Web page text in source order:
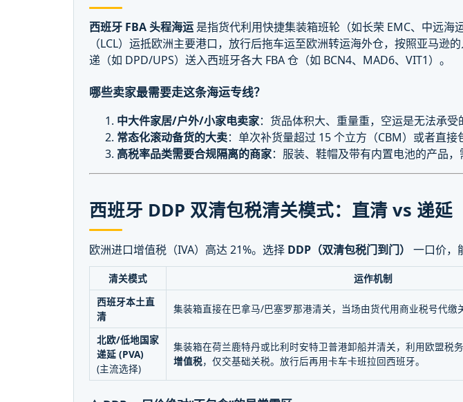
西班牙 FBA 头程海运 是指货代利用快捷集装箱班轮（如长荣 EMC、中远海
（LCL）运抵欧洲主要港口，放行后拖车运至欧洲转运海外仓，按照亚马逊
递（如 DPD/UPS）送入西班牙各大 FBA 仓（如 BCN4、MAD6、VIT1）。
哪些卖家最需要走这条海运专线？
中大件家居/户外/小家电卖家：货品体积大、重量重，空运是无法承
常态化滚动备货的大卖：单次补货量超过 15 个立方（CBM）或者直接
高税率品类需要合规隔离的商家：服装、鞋帽及带有内置电池的产品
西班牙 DDP 双清包税清关模式：直清 vs 递延
欧洲进口增值税（IVA）高达 21%。选择 DDP（双清包税门到门） 一口价，
清关模式 运作机制
西班牙本土直
清
集装箱直接在巴拿马/巴塞罗那港清关，当场由货代用商业税号代缴
北欧/低地国家
递延 (PVA)
(主流选择)
集装箱在荷兰鹿特丹或比利时安特卫普港卸船并清关，利用欧盟税
增值税，仅交基础关税。放行后再用卡车卡班拉回西班牙。